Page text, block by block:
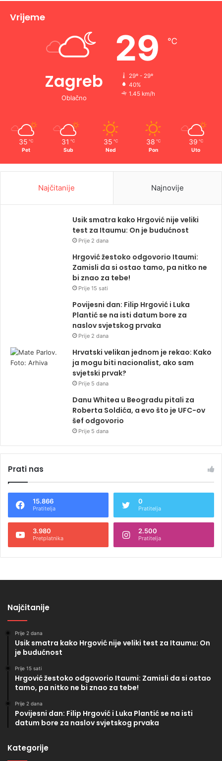
Vrijeme
Zagreb
Oblačno
29 ℃
29º - 29º
40%
1.45 km/h
35 ℃
Pet
31 ℃
Sub
35 ℃
Ned
38 ℃
Pon
39 ℃
Uto
Najčitanije Najnovije
Usik smatra kako Hrgović nije veliki
test za Itaumu: On je budućnost
Prije 2 dana
Hrgović žestoko odgovorio Itaumi:
Zamisli da si ostao tamo, pa nitko ne
bi znao za tebe!
Prije 15 sati
Povijesni dan: Filip Hrgović i Luka
Plantić se na isti datum bore za
naslov svjetskog prvaka
Prije 2 dana
Hrvatski velikan jednom je rekao: Kako
ja mogu biti nacionalist, ako sam
svjetski prvak?
Prije 5 dana
Danu Whitea u Beogradu pitali za
Roberta Soldića, a evo što je UFC-ov
šef odgovorio
Prije 5 dana
Prati nas
15.866
Pratitelja
0
Pratitelja
3.980
Pretplatnika
2.500
Pratitelja
Najčitanije
Prije 2 dana
Usik smatra kako Hrgović nije veliki test za Itaumu: On
je budućnost
Prije 15 sati
Hrgović žestoko odgovorio Itaumi: Zamisli da si ostao
tamo, pa nitko ne bi znao za tebe!
Prije 2 dana
Povijesni dan: Filip Hrgović i Luka Plantić se na isti
datum bore za naslov svjetskog prvaka
Kategorije